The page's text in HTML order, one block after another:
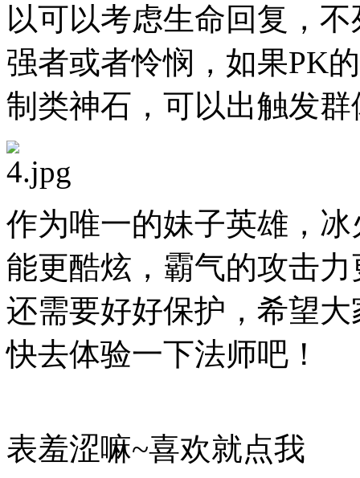
以可以考虑生命回复，
强者或者怜悯，如果PK
制类神石，可以出触发
作为唯一的妹子英雄，
能更酷炫，霸气的攻击
还需要好好保护，希望
快去体验一下法师吧！
表羞涩嘛~喜欢就点我